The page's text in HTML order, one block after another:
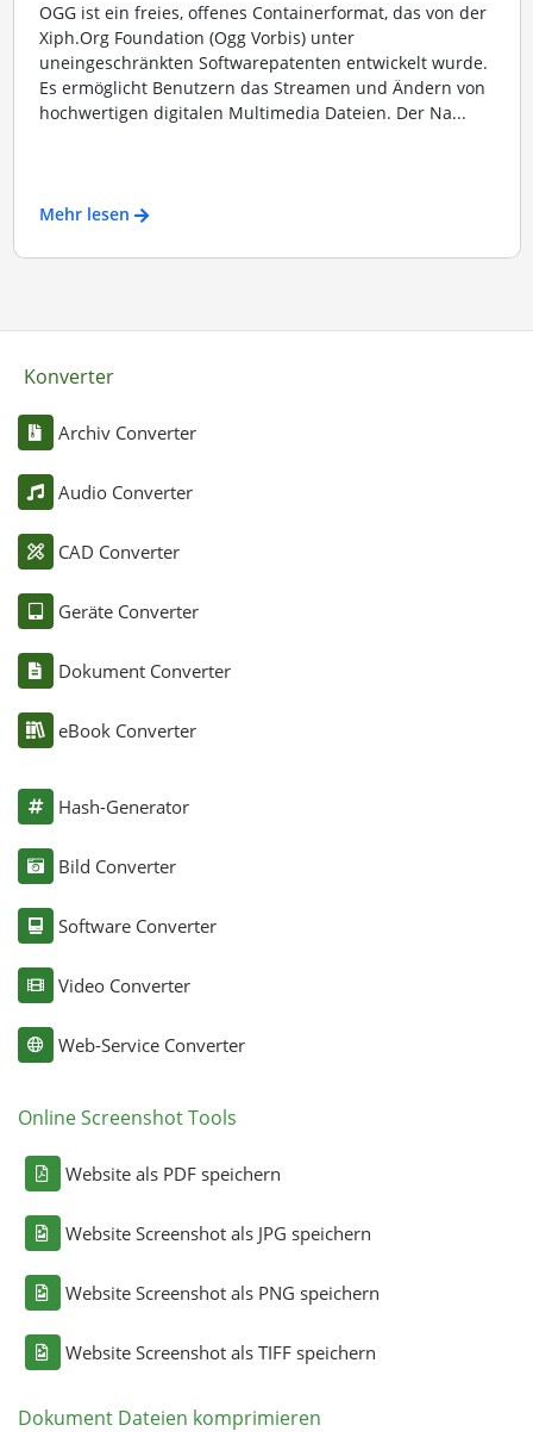
OGG ist ein freies, offenes Containerformat, das von der
Xiph.Org Foundation (Ogg Vorbis) unter
uneingeschränkten Softwarepatenten entwickelt wurde.
Es ermöglicht Benutzern das Streamen und Ändern von
hochwertigen digitalen Multimedia Dateien. Der Na...
Mehr lesen
Konverter
Archiv Converter
Audio Converter
CAD Converter
Geräte Converter
Dokument Converter
eBook Converter
Hash-Generator
Bild Converter
Software Converter
Video Converter
Web-Service Converter
Online Screenshot Tools
Website als PDF speichern
Website Screenshot als JPG speichern
Website Screenshot als PNG speichern
Website Screenshot als TIFF speichern
Dokument Dateien komprimieren